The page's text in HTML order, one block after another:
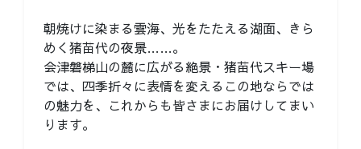
朝焼けに染まる雲海、光をたたえる湖面、きら
めく猪苗代の夜景……。
会津磐梯山の麓に広がる絶景・猪苗代スキー場
では、四季折々に表情を変えるこの地ならでは
の魅力を、これからも皆さまにお届けしてまい
ります。